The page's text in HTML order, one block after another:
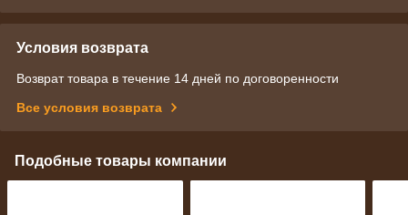
Условия возврата
Возврат товара в течение 14 дней по договоренности
Все условия возврата
Подобные товары компании